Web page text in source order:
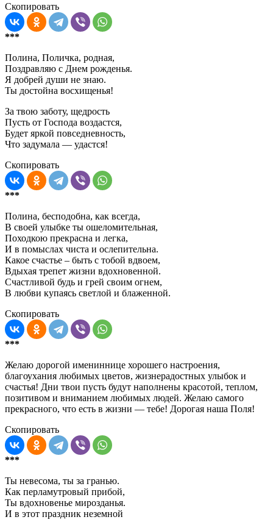
Скопировать
***
Полина, Поличка, родная,
Поздравляю с Днем рожденья.
Я добрей души не знаю.
Ты достойна восхищенья!
За твою заботу, щедрость
Пусть от Господа воздастся,
Будет яркой повседневность,
Что задумала — удастся!
Скопировать
***
Полина, бесподобна, как всегда,
В своей улыбке ты ошеломительная,
Походкою прекрасна и легка,
И в помыслах чиста и ослепительна.
Какое счастье – быть с тобой вдвоем,
Вдыхая трепет жизни вдохновенной.
Счастливой будь и грей своим огнем,
В любви купаясь светлой и блаженной.
Скопировать
***
Желаю дорогой имениннице хорошего настроения,
благоухания любимых цветов, жизнерадостных улыбок и
счастья! Дни твои пусть будут наполнены красотой, теплом,
позитивом и вниманием любимых людей. Желаю самого
прекрасного, что есть в жизни — тебе! Дорогая наша Поля!
Скопировать
***
Ты невесома, ты за гранью.
Как перламутровый прибой,
Ты вдохновенье мирозданья.
И в этот праздник неземной